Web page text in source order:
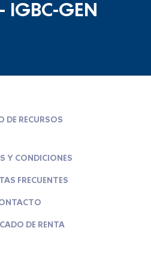
GEN
DE RECURSOS
Y CONDICIONES
FRECUENTES
DE RENTA